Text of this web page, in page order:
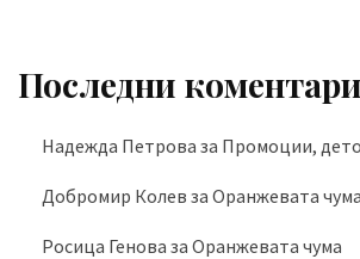
Последни коментари
Надежда Петрова за Промоции,
Добромир Колев за Оранжевата чума
Росица Генова за Оранжевата чума